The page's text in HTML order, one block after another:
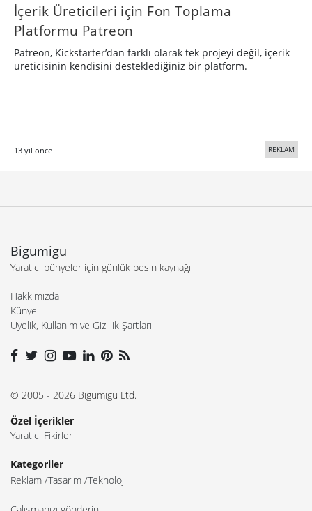
İçerik Üreticileri için Fon Toplama
Platformu Patreon
Patreon, Kickstarter’dan farklı olarak tek projeyi değil, içerik
üreticisinin kendisini desteklediğiniz bir platform.
13 yıl önce REKLAM
Bigumigu
Yaratıcı bünyeler için günlük besin kaynağı
Hakkımızda
Künye
Üyelik, Kullanım ve Gizlilik Şartları
© 2005 - 2026 Bigumigu Ltd.
Özel İçerikler
Yaratıcı Fikirler
Kategoriler
Reklam Tasarım Teknoloji